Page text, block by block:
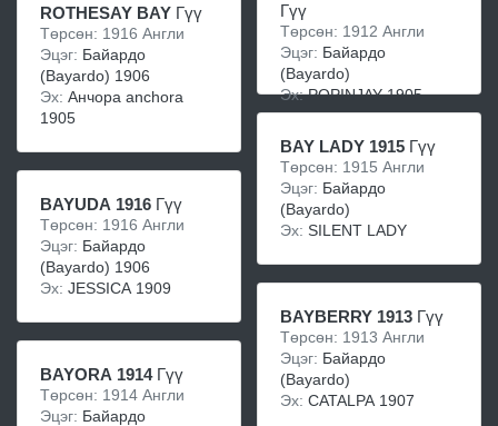
ROTHESAY BAY Гүү
Төрсөн: 1916 Англи
Эцэг: Бaйaрдо
(Bayardo) 1906
Эх: Анчора anchora
1905
BAYUDA 1916 Гүү
Төрсөн: 1916 Англи
Эцэг: Бaйaрдо
(Bayardo) 1906
Эх: JESSICA 1909
BAYORA 1914Гүү
Төрсөн: 1914 Англи
Эцэг: Бaйaрдо
Гүү
Төрсөн: 1912 Англи
Эцэг: Бaйaрдо
(Bayardo)
Эх:POPINJAY 1905
BAY LADY 1915 Гүү
Төрсөн: 1915 Англи
Эцэг: Бaйaрдо
(Bayardo)
Эх: SILENT LADY
BAYBERRY 1913 Гүү
Төрсөн: 1913 Англи
Эцэг: Бaйaрдо
(Bayardo)
Эх: CATALPA 1907